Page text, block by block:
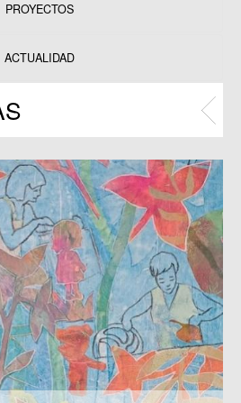
PROYECTOS
Programas
ACTUALIDAD